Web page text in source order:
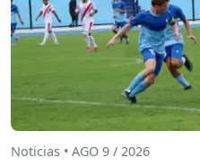
Noticias • AGO 9 / 2026